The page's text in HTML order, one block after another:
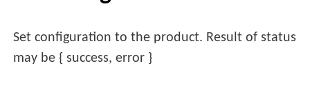
Set configuration to the product. Result of status
may be { success, error }